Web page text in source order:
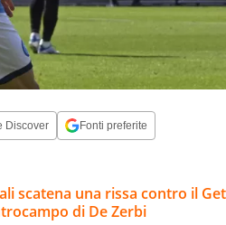
Discover Fonti preferite
scatena una rissa contro il
di De Zerbi